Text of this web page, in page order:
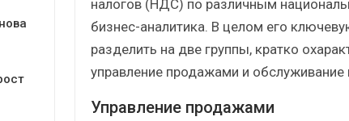
налогов (НДС) по различным
бизнес-аналитика. В целом его
разделить на две группы, кратко
управление продажами и обслуживание
Управление продажами